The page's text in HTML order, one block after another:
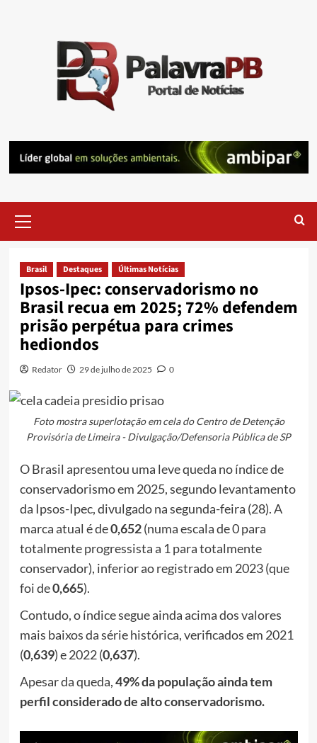
Menu
Brasil Destaques Últimas Notícias
Ipsos-Ipec: conservadorismo no
Brasil recua em 2025; 72% defendem
prisão perpétua para crimes
hediondos
Redator 29 de julho de 2025 0
Foto mostra superlotação em cela do Centro de Detenção
Provisória de Limeira - Divulgação/Defensoria Pública de SP
O Brasil apresentou uma leve queda no índice de
conservadorismo em 2025, segundo levantamento
da Ipsos-Ipec, divulgado na segunda-feira (28). A
marca atual é de0,652(numa escala de 0 para
totalmente progressista a 1 para totalmente
conservador), inferior ao registrado em 2023 (que
foi de0,665).
Contudo, o índice segue ainda acima dos valores
mais baixos da série histórica, verificados em 2021
(0,639) e 2022 (0,637).
Apesar da queda,49% da população ainda tem
perfil considerado de alto conservadorismo.